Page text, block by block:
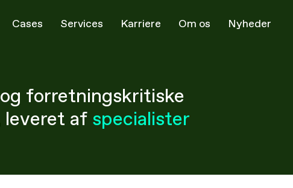
Cases Services Karriere Om os Nyheder
og forretningskritiske
leveret af specialister